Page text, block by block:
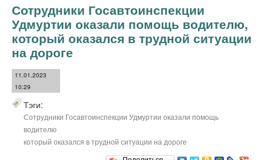
Сотрудники Госавтоинспекции
Удмуртии оказали помощь водителю,
который оказался в трудной ситуации
на дороге
11.01.2023
10:29
Тэги:
Сотрудники Госавтоинспекции Удмуртии оказали помощь
водителю
который оказался в трудной ситуации на дороге